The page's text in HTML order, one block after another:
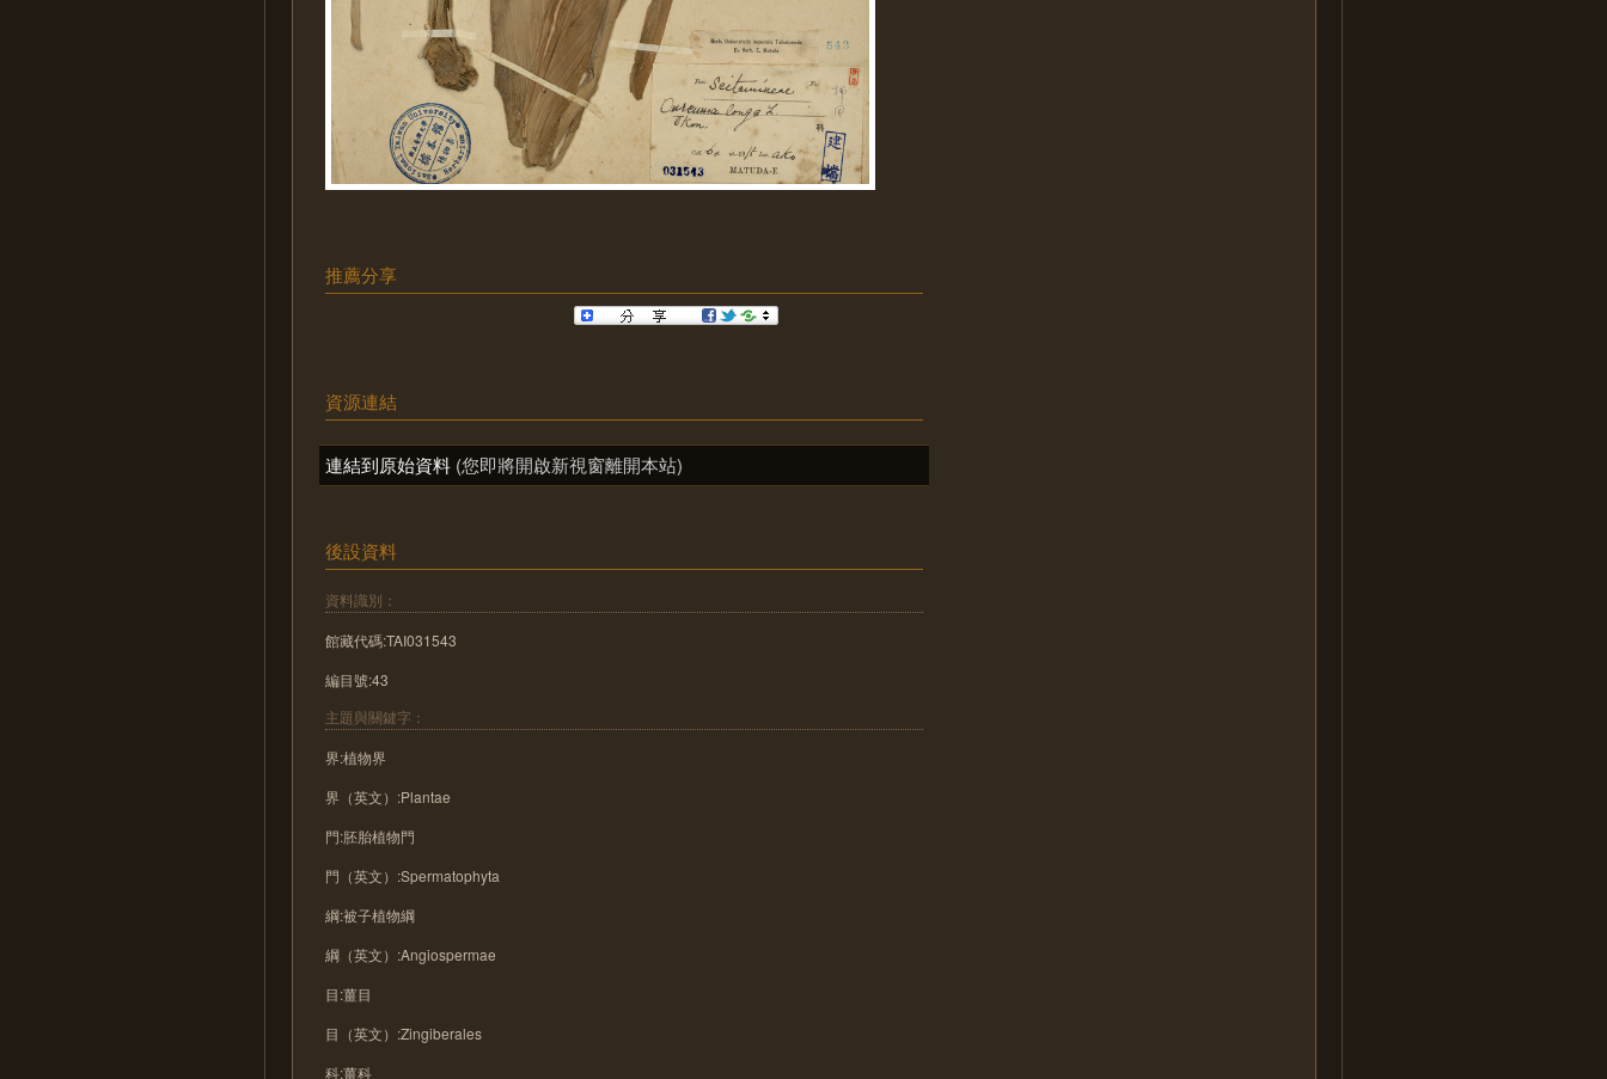
推薦分享
資源連結
連結到原始資料 (您即將開啟新視窗離開本站)
後設資料
資料識別：
館藏代碼:TAI031543
編目號:43
主題與關鍵字：
界:植物界
界（英文）:Plantae
門:胚胎植物門
門（英文）:Spermatophyta
綱:被子植物綱
綱（英文）:Angiospermae
目:薑目
目（英文）:Zingiberales
科:薑科